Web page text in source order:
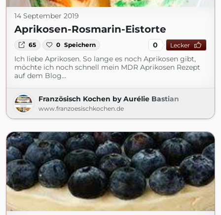
14 September 2019
Aprikosen-Rosmarin-Eistorte
65 0 Speichern 0 Lecker
Ich liebe Aprikosen. So lange es noch Aprikosen gibt,
möchte ich noch schnell mein MDR Aprikosen Rezept
auf dem Blog...
Französisch Kochen by Aurélie Bastian
www.franzoesischkochen.de